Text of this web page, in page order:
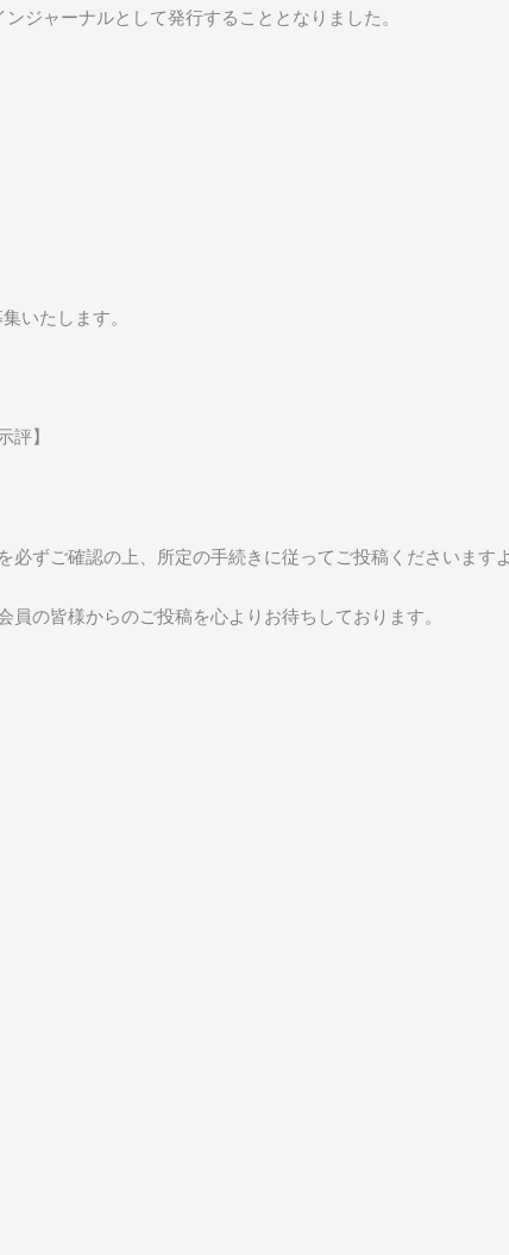
ジャーナルとして発行することとなりました。
いたします。
評】
ずご確認の上、所定の手続きに従ってご投稿くださいます
の皆様からのご投稿を心よりお待ちしております。